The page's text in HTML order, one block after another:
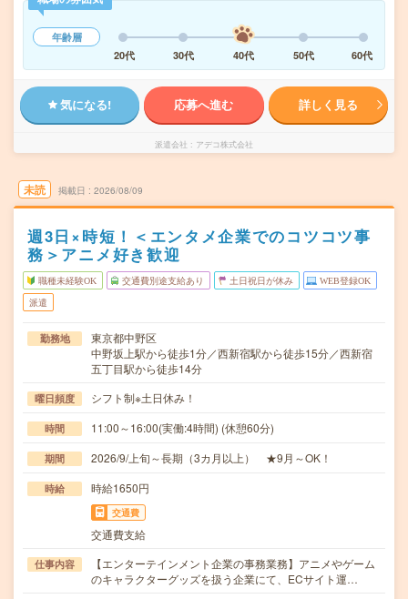
年齢層
20代
30代 40代 50代 60代
気になる! 応募へ進む 詳しく見る
派遣会社 アデコ株式会社
未読 掲載日 2026/08/09
週3日×時短！＜エンタメ企業でのコツコツ事
務＞アニメ好き歓迎
職種未経験OK 交通費別途支給あり 土日祝日が休み WEB登録OK
派遣
勤務地
東京都中野区
中野坂上駅から徒歩1分／西新宿駅から徒歩15分／西新宿
五丁目駅から徒歩14分
曜日頻度 シフト制※土日休み！
時間 11:00～16:00(実働:4時間) (休憩60分)
期間 2026/9/上旬～長期（3カ月以上） ★9月～OK！
時給 時給1650円
交通費
交通費支給
仕事内容
【エンターテインメント企業の事務業務】アニメやゲーム
のキャラクターグッズを扱う企業にて、ECサイト運…